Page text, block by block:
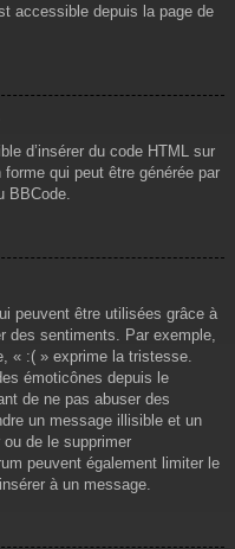
accessible depuis la page de
d’insérer du code HTML sur
qui peut être générée par
BBCode.
peuvent être utilisées grâce à
des sentiments. Par exemple,
« :( » exprime la tristesse.
émoticônes depuis le
de ne pas abuser des
un message illisible et un
de le supprimer
peuvent également limiter le
à un message.